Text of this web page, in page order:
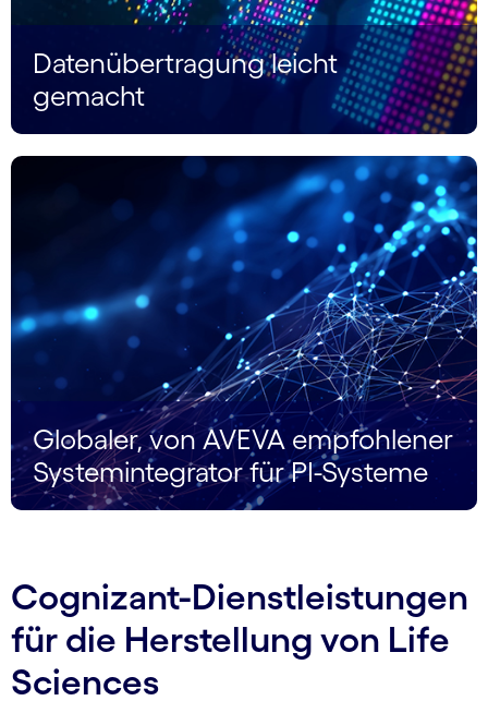
Datenübertragung leicht
gemacht
Globaler, von AVEVA empfohlener
Systemintegrator für PI-Systeme
Cognizant-Dienstleistungen
für die Herstellung von Life
Sciences